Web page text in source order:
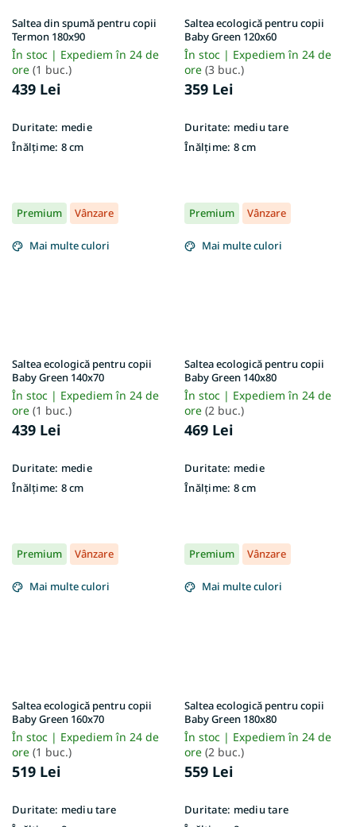
Saltea din spumă pentru copii
Termon 180x90
În stoc | Expediem în 24 de
ore (1 buc.)
439 Lei
Duritate: medie
Înălțime: 8 cm
Saltea ecologică pentru copii
Baby Green 120x60
În stoc | Expediem în 24 de
ore (3 buc.)
359 Lei
Duritate: mediu tare
Înălțime: 8 cm
Premium Vânzare
Mai multe culori
Saltea ecologică pentru copii
Baby Green 140x70
În stoc | Expediem în 24 de
ore (1 buc.)
439 Lei
Duritate: medie
Înălțime: 8 cm
Premium Vânzare
Mai multe culori
Saltea ecologică pentru copii
Baby Green 140x80
În stoc | Expediem în 24 de
ore (2 buc.)
469 Lei
Duritate: medie
Înălțime: 8 cm
Premium Vânzare
Mai multe culori
Saltea ecologică pentru copii
Baby Green 160x70
În stoc | Expediem în 24 de
ore (1 buc.)
519 Lei
Duritate: mediu tare
Premium Vânzare
Mai multe culori
Saltea ecologică pentru copii
Baby Green 180x80
În stoc | Expediem în 24 de
ore (2 buc.)
559 Lei
Duritate: mediu tare